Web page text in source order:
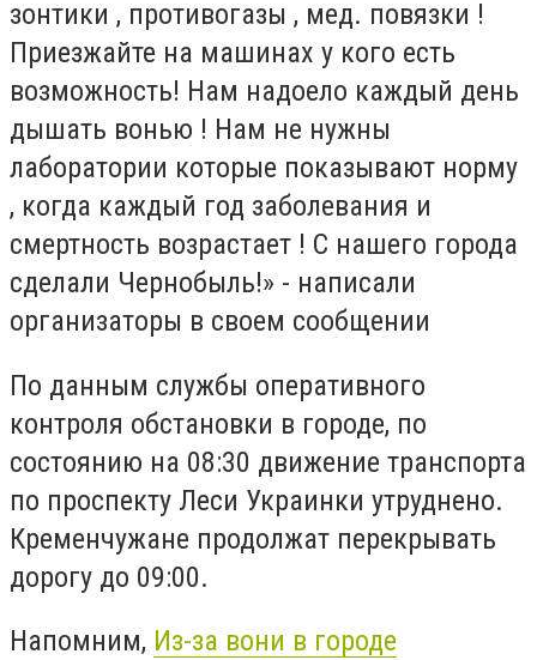
зонтики , противогазы , мед. повязки !
Приезжайте на машинах у кого есть
возможность! Нам надоело каждый день
дышать вонью ! Нам не нужны
лаборатории которые показывают норму
, когда каждый год заболевания и
смертность возрастает ! С нашего города
сделали Чернобыль!» - написали
организаторы в своем сообщении
По данным службы оперативного
контроля обстановки в городе, по
состоянию на 08:30 движение транспорта
по проспекту Леси Украинки утруднено.
Кременчужане продолжат перекрывать
дорогу до 09:00.
Напомним, Из-за вони в городе